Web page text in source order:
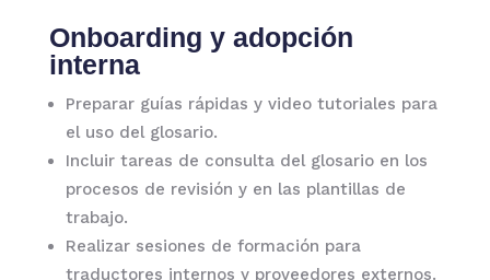
Onboarding y adopción
interna
Preparar guías rápidas y video tutoriales para
el uso del glosario.
Incluir tareas de consulta del glosario en los
procesos de revisión y en las plantillas de
trabajo.
Realizar sesiones de formación para
traductores internos y proveedores externos.